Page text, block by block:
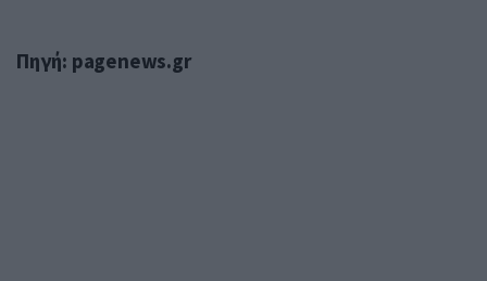
Πηγή: pagenews.gr